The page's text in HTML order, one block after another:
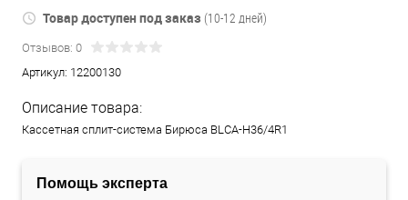
Товар доступен под заказ (10-12 дней)
Отзывов: 0
Артикул: 12200130
Описание товара:
Кассетная сплит-система Бирюса BLCA-H36/4R1
Помощь эксперта